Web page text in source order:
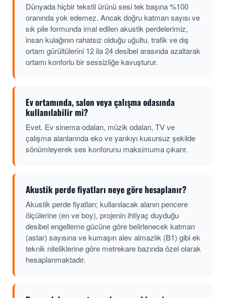
Dünyada hiçbir tekstil ürünü sesi tek başına %100
oranında yok edemez. Ancak doğru katman sayısı ve
sık pile formunda imal edilen akustik perdelerimiz,
insan kulağının rahatsız olduğu uğultu, trafik ve dış
ortam gürültülerini 12 ila 24 desibel arasında azaltarak
ortamı konforlu bir sessizliğe kavuşturur.
Ev ortamında, salon veya çalışma odasında
kullanılabilir mi?
Evet. Ev sinema odaları, müzik odaları, TV ve
çalışma alanlarında eko ve yankıyı kusursuz şekilde
sönümleyerek ses konforunu maksimuma çıkarır.
Akustik perde fiyatları neye göre hesaplanır?
Akustik perde fiyatları; kullanılacak alanın pencere
ölçülerine (en ve boy), projenin ihtiyaç duyduğu
desibel engelleme gücüne göre belirlenecek katman
(astar) sayısına ve kumaşın alev almazlık (B1) gibi ek
teknik niteliklerine göre metrekare bazında özel olarak
hesaplanmaktadır.